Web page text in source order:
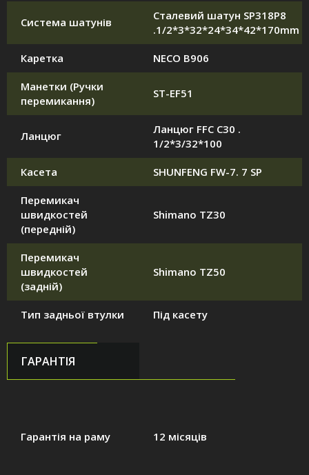
Система шатунів
Сталевий шатун SP318P8
.1/2*3*32*24*34*42*170mm
Каретка NECO B906
Манетки (Ручки
перемикання)
ST-EF51
Ланцюг
Ланцюг FFC C30 .
1/2*3/32*100
Касета SHUNFENG FW-7. 7 SP
Перемикач
швидкостей
(передній)
Shimano TZ30
Перемикач
швидкостей
(задній)
Shimano TZ50
Тип задньої втулки Під касету
ГАРАНТІЯ
Гарантія на раму 12 місяців